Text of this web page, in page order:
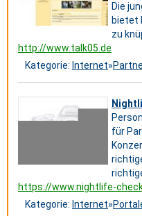
Die
bietet
zu
http://www.talk05.de
Kategorie: Internet»
für
https://www.nightlife-
Kategorie: Internet»